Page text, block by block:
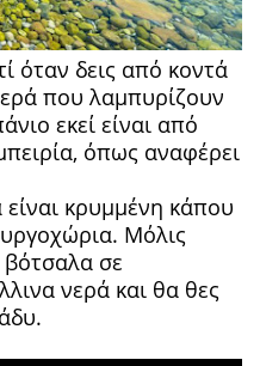
όταν δεις από κοντά
που λαμπυρίζουν
εκεί είναι από
όπως αναφέρει
κρυμμένη κάπου
Μόλις
βότσαλα σε
νερά και θα θες